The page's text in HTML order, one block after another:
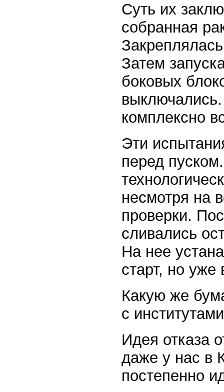
Суть их
собранная
Затем
боковых
комплексно
Эти
перед
несмотря на
проверки.
сливались
На нее
старт, но уже
Какую же
с
Идея отказа
даже у нас в
постепенно